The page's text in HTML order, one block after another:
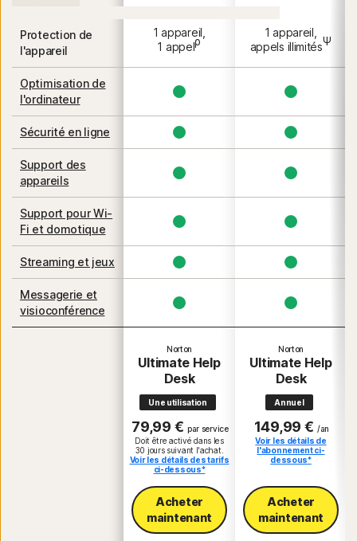
Protection de
l'appareil
1 appareil,
1 appelρ
1 appareil,
appels illimitésΨ
Optimisation de
l'ordinateur
Sécurité en ligne
Support des
appareils
Support pour Wi-
Fi et domotique
Streaming et jeux
Messagerie et
visioconférence
Norton
Ultimate Help
Desk
Une utilisation
79,99 € par service
Doit être activé dans les
30 jours suivant l'achat.
Voir les détails des tarifs
ci-dessous*
Acheter
maintenant​
Norton
Ultimate Help
Desk
Annuel
149,99 € /an
Voir les détails de
l'abonnement ci-
dessous*
Acheter
maintenant​